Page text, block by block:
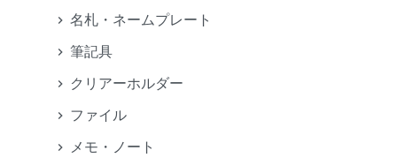
名札・ネームプレート
筆記具
クリアーホルダー
ファイル
メモ・ノート